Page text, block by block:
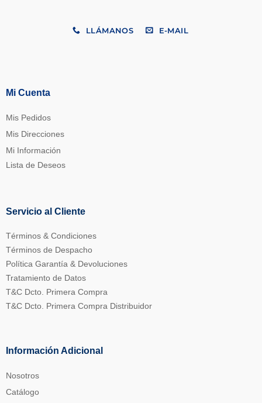
LLÁMANOS E-MAIL
Mi Cuenta
Mis Pedidos
Mis Direcciones
Mi Información
Lista de Deseos
Servicio al Cliente
Términos & Condiciones
Términos de Despacho
Política Garantía & Devoluciones
Tratamiento de Datos
T&C Dcto. Primera Compra
T&C Dcto. Primera Compra Distribuidor
Información Adicional
Nosotros
Catálogo